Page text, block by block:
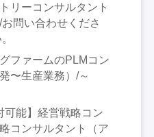
リーコンサルタント
問い合わせくださ
ファームのPLMコン
〜生産業務）/～
可能】経営戦略コン
コンサルタント（ア